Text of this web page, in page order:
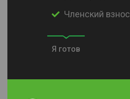
Членский взнос
Я готов